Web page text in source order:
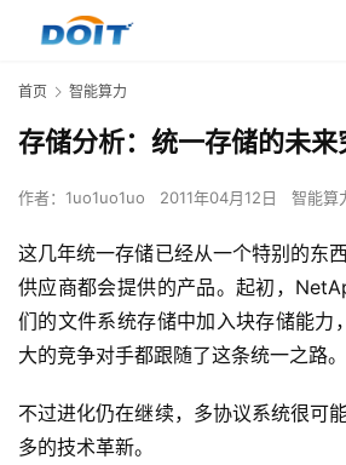
首页 智能算力
存储分析：统一存储的未来
作者： 1uo1uo1uo 2011年04月12日 智能算
这几年统一存储已经从一个特别的东
供应商都会提供的产品。起初，
们的文件系统存储中加入块存储能力
大的竞争对手都跟随了这条统一之路。
不过进化仍在继续，多协议系统很可
多的技术革新。